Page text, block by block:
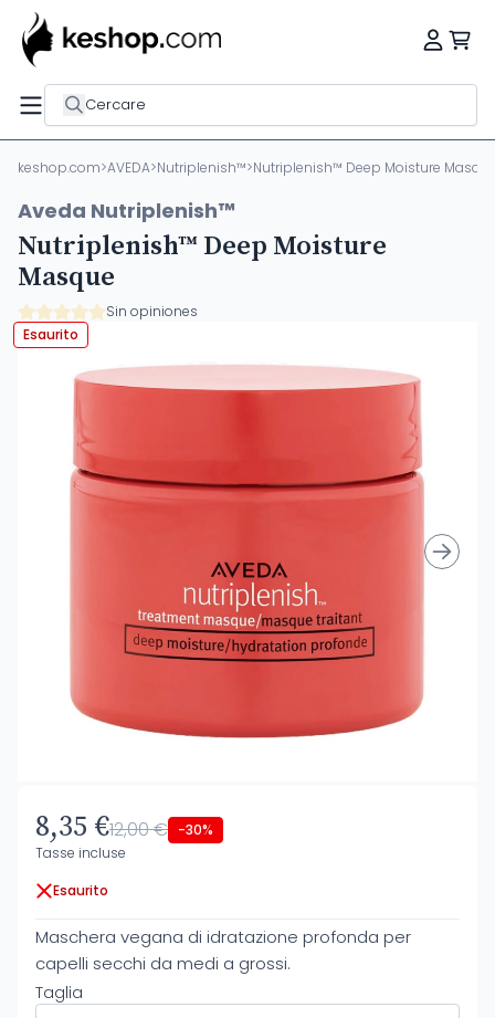
Cercare
keshop.com>AVEDA>Nutriplenish™>Nutriplenish™ Deep Moisture
Aveda Nutriplenish™
Nutriplenish™ Deep Moisture
Masque
Sin opiniones
Esaurito
8,35 €12,00 € -30%
Tasse incluse
Esaurito
Maschera vegana di idratazione profonda per
capelli secchi da medi a grossi.
Taglia